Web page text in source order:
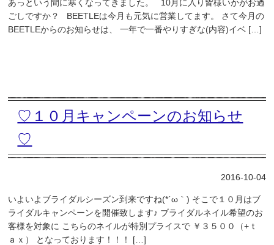
あっという間に寒くなってきました。 10月に入り皆様いかがお過
ごしですか？ BEETLEは今月も元気に営業してます。 さて今月の
BEETLEからのお知らせは、 一年で一番やりすぎな(内容)イベ […]
♡１０月キャンペーンのお知らせ
♡
2016-10-04
いよいよブライダルシーズン到来ですね(*´ω｀) そこで１０月はブ
ライダルキャンペーンを開催致します♪ ブライダルネイル希望のお
客様を対象に こちらのネイルが特別プライスで ￥３５００（+ｔ
ａｘ） となっております！！！ […]